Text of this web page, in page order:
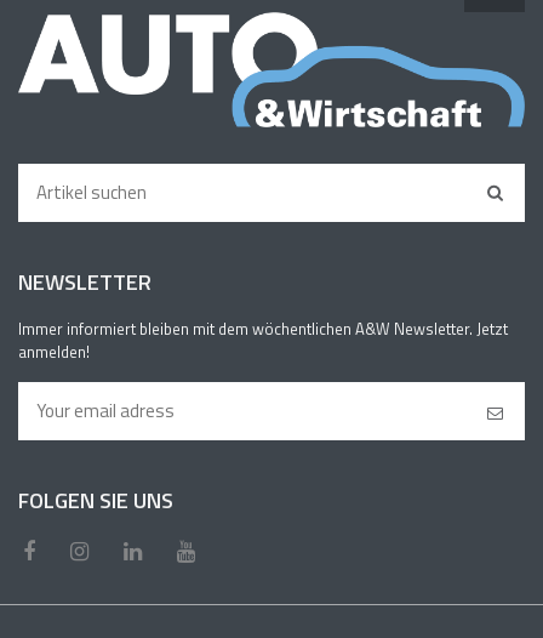
NEWSLETTER
Immer informiert bleiben mit dem wöchentlichen A&W Newsletter. Jetzt
anmelden!
FOLGEN SIE UNS